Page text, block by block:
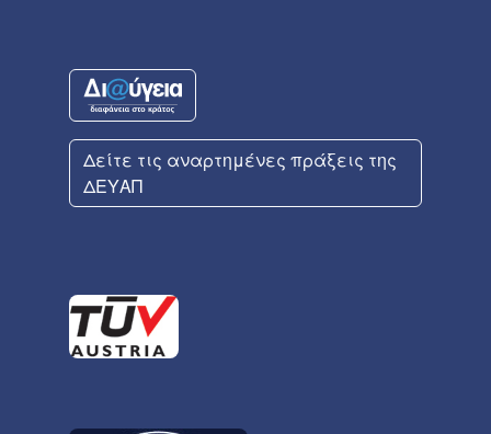
Δείτε τις αναρτημένες πράξεις της
ΔΕΥΑΠ